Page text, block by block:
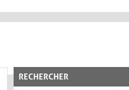
RECHERCHER